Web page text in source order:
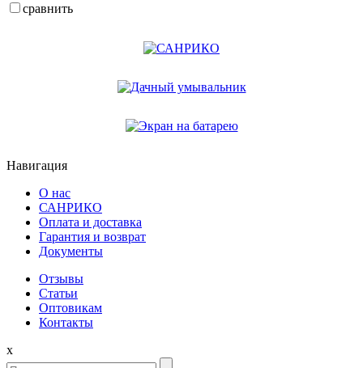
сравнить
Навигация
О нас
САНРИКО
Оплата и доставка
Гарантия и возврат
Документы
Отзывы
Статьи
Оптовикам
Контакты
x